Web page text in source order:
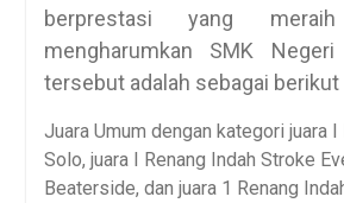
berprestasi yang
mengharumkan SMK
tersebut adalah sebagai berikut
Juara Umum dengan kategori juara I
Solo, juara I Renang Indah Stroke
Beaterside, dan juara 1 Renang